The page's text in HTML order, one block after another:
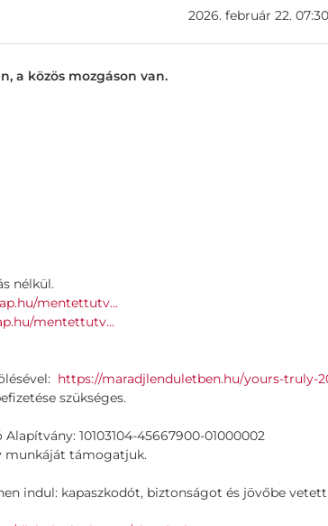
2026. február 22.
a közös mozgáson van.
nélkül.
mentettutv...
mentettutv...
https://maradjlenduletben.hu/yours-truly-
szükséges.
10103104-45667900-01000002
munkáját támogatjuk.
indul: kapaszkodót, biztonságot és jövőbe